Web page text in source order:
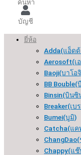
ค้นหา
บัญชี
ยี่ห้อ
Adda(แอ็ด
Aerosoft(เ
Baoji(บาโอ
BB
Binsin(บินซิ
Breaker(เบ
Bumei(บูมิ)
Catcha(แค
Chappy(แ